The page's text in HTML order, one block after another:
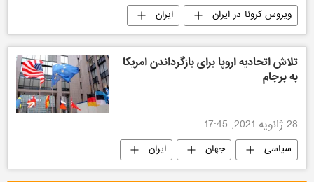
ویروس کرونا در ایران ایران
تلاش اتحادیه اروپا برای بازگرداندن امریکا
به برجام
28 ژانویه 2021, 17:45
سیاسی جهان ایران